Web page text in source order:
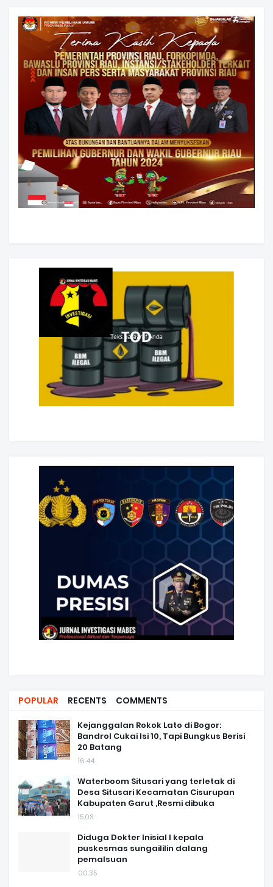
POPULAR RECENTS COMMENTS
Kejanggalan Rokok Lato di Bogor:
Bandrol Cukai Isi 10, Tapi Bungkus Berisi
20 Batang
16.44
Waterboom Situsari yang terletak di
Desa Situsari Kecamatan Cisurupan
Kabupaten Garut ,Resmi dibuka
15.03
Diduga Dokter Inisial I kepala
puskesmas sungaililin dalang
pemalsuan
00.35